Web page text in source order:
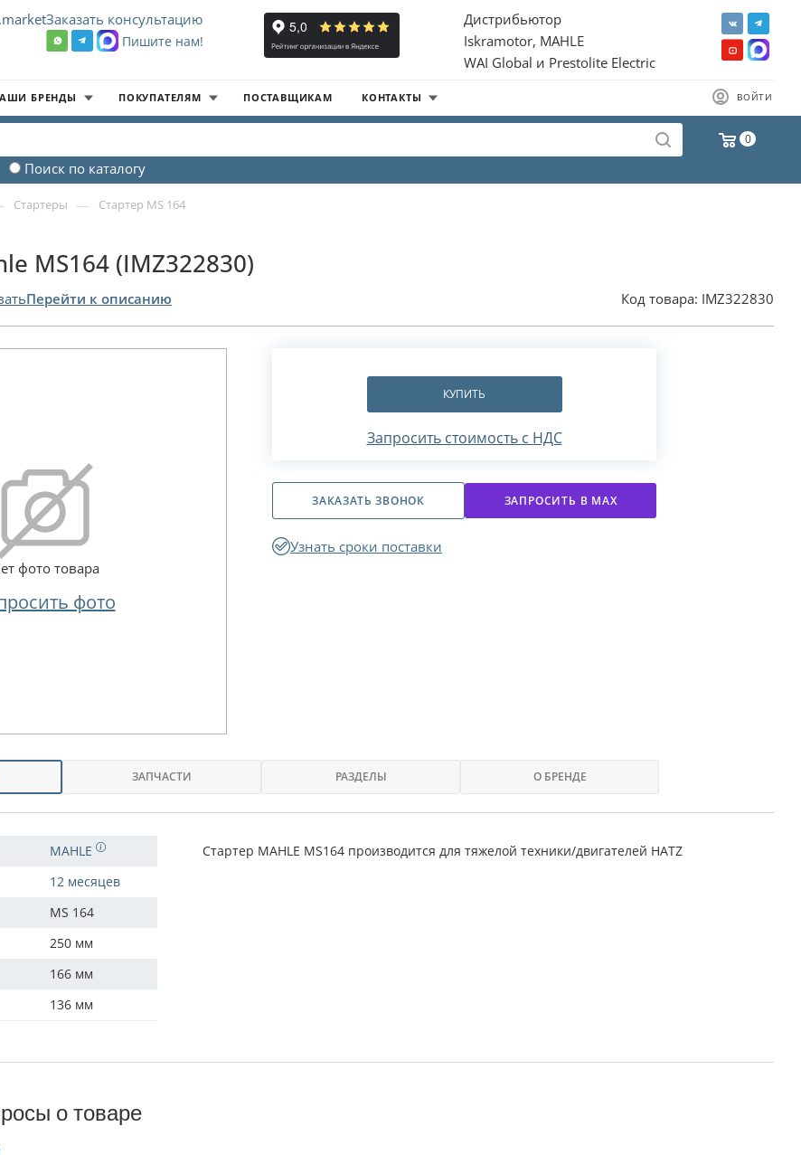
Заказать консультацию
Пишите нам!
Дистрибьютор
Iskramotor, MAHLE
WAI Global и Prestolite Electric
ВОЙТИ
БРЕНДЫ ПОКУПАТЕЛЯМ ПОСТАВЩИКАМ КОНТАКТЫ
0
Поиск по каталогу
Стартеры — Стартер MS 164
MS164 (IMZ322830)
Перейти к описанию Код товара: IMZ322830
фото товара
фото
КУПИТЬ
Запросить стоимость с НДС
ЗАКАЗАТЬ ЗВОНОК ЗАПРОСИТЬ В МАХ
Узнать сроки поставки
ЗАПЧАСТИ РАЗДЕЛЫ О БРЕНДЕ
MAHLE
12 месяцев
MS 164
250 мм
166 мм
136 мм
Стартер MAHLE MS164 производится для тяжелой техники/двигателей HATZ
о товаре